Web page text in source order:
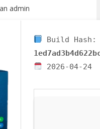
admin
Build Hash:
2026-04-24